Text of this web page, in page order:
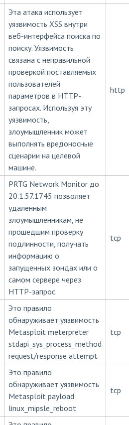
Эта атака использует
уязвимость XSS внутри
веб-интерфейса поиска по
поиску. Уязвимость
связана с неправильной
проверкой поставляемых
пользователей
параметров в HTTP-
запросах. Используя эту
уязвимость,
злоумышленник может
выполнять вредоносные
сценарии на целевой
машине.
http
PRTG Network Monitor до
20.1.57.1745 позволяет
удаленным
злоумышленникам, не
прошедшим проверку
подлинности, получать
информацию о
запущенных зондах или о
самом сервере через
HTTP-запрос.
tcp
Это правило
обнаруживает уязвимость
Metasploit meterpreter
stdapi_sys_process_method
request/response attempt
tcp
Это правило
обнаруживает уязвимость
Metasploit payload
linux_mipsle_reboot
tcp